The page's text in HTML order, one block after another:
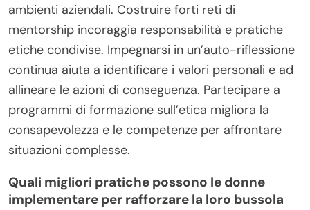
ambienti aziendali. Costruire forti reti di
mentorship incoraggia responsabilità e pratiche
etiche condivise. Impegnarsi in un’auto-riflessione
continua aiuta a identificare i valori personali e ad
allineare le azioni di conseguenza. Partecipare a
programmi di formazione sull’etica migliora la
consapevolezza e le competenze per affrontare
situazioni complesse.
Quali migliori pratiche possono le donne
implementare per rafforzare la loro bussola